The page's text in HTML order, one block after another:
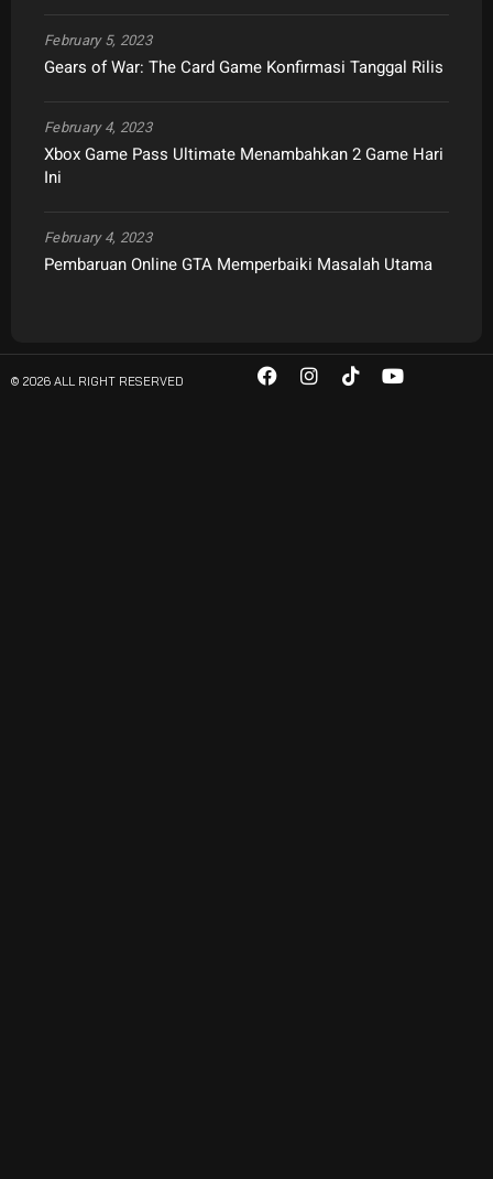
Gears of War: The Card Game Konfirmasi Tanggal Rilis
February 5, 2023
Xbox Game Pass Ultimate Menambahkan 2 Game Hari
Ini
February 4, 2023
Pembaruan Online GTA Memperbaiki Masalah Utama
February 4, 2023
© 2026 ALL RIGHT RESERVED